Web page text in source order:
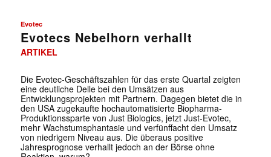
Evotec
Evotecs Nebelhorn verhallt
ARTIKEL
Die Evotec-Geschäftszahlen für das erste Quartal zeigten
eine deutliche Delle bei den Umsätzen aus
Entwicklungsprojekten mit Partnern. Dagegen bietet die in
den USA zugekaufte hochautomatisierte Biopharma-
Produktionssparte von Just Biologics, jetzt Just-Evotec,
mehr Wachstumsphantasie und verfünffacht den Umsatz
von niedrigem Niveau aus. Die überaus positive
Jahresprognose verhallt jedoch an der Börse ohne